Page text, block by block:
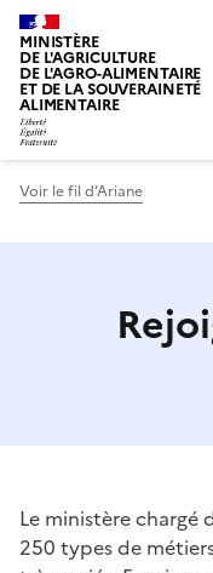
MINISTÈRE
DE L'AGRICULTURE
DE L'AGRO-ALIMENTAIRE
ET DE LA SOUVERAINETÉ
ALIMENTAIRE
Voir le fil d’Ariane
Le ministère chargé
250 types de